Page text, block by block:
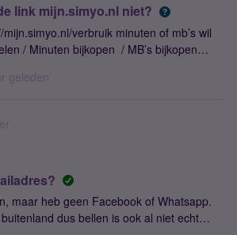
groeten Admin: Titel aangepast
link mijn.simyo.nl niet?
verbruik minuten of mb’s wil
/ Minuten bijkopen / MB’s bijkopen
mbs-bijkopen )krijg ik een melding dat
Titel aangepast vanwege
geleden
maar heb geen Facebook of Whatsapp.
dus bellen is ook al niet echt